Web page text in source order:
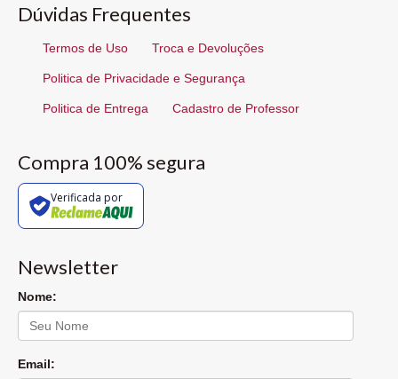
Dúvidas Frequentes
Termos de Uso Troca e Devoluções
Politica de Privacidade e Segurança
Politica de Entrega Cadastro de Professor
Compra 100% segura
Verificada por
Newsletter
Nome:
Email: